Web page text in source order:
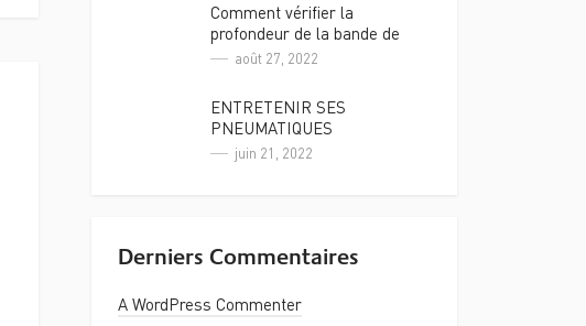
Comment vérifier la
profondeur de la bande de
roulement des pneus
août 27, 2022
ENTRETENIR SES
PNEUMATIQUES
juin 21, 2022
Derniers Commentaires
A WordPress Commenter